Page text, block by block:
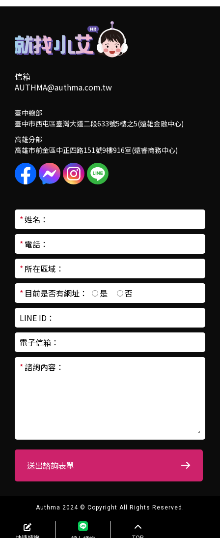
信箱
AUTHMA@authma.com.tw
臺中總部
臺中市西屯區臺灣大道二段633號5樓之5(遠雄金融中心)
高雄分部
高雄市前金區中正四路151號9樓916室(遠睿商務中心)
*姓名：
*電話：
*所在區域：
* 目前是否有網址： 是 否
LINE ID：
電子信箱：
*諮詢內容：
送出諮詢表單
Authma 2024 © Copyright All Rights Reserved.